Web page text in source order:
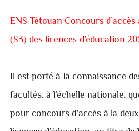
ENS Tétouan Concours
(S3) des licences d’éducation
Il est porté à la connaissance
facultés, à l’échelle nationale,
pour concours d’accès à la